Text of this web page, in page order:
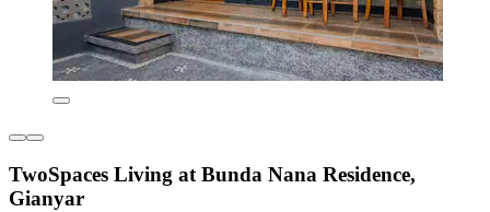
TwoSpaces Living at Bunda Nana Residence,
Gianyar